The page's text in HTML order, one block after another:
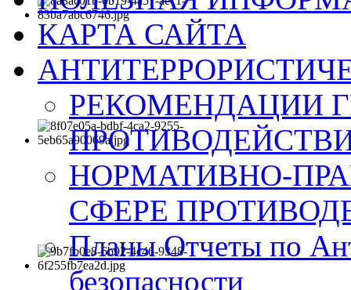
КАРТА САЙТА
РЕКОМЕНДАЦИИ
НОРМАТИВНО-
СФЕРЕ
Планы Отчеты по
безопасности